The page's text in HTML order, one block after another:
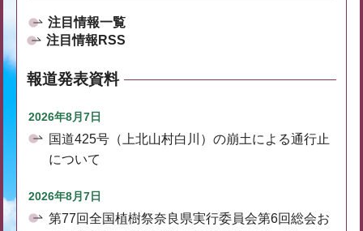
注目情報一覧
注目情報RSS
報道発表資料
2026年8月7日
国道425号（上北山村白川）の崩土による通行止
について
2026年8月7日
第77回全国植樹祭奈良県実行委員会第6回総会お